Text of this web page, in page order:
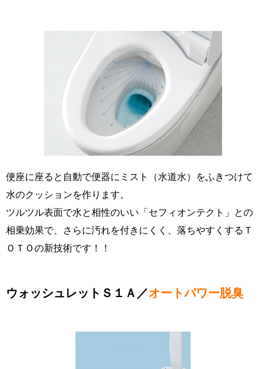
便座に座ると自動で便器にミスト（水道水）をふきつけて
水のクッションを作ります。
ツルツル表面で水と相性のいい「セフィオンテクト」との
相乗効果で、さらに汚れを付きにくく、落ちやすくするＴ
ＯＴＯの新技術です！！
ウォッシュレットＳ１Ａ／オートパワー脱臭